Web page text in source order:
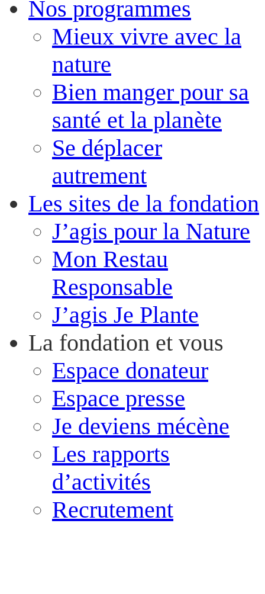
Nos programmes
Mieux vivre avec la
nature
Bien manger pour sa
santé et la planète
Se déplacer
autrement
Les sites de la fondation
J’agis pour la Nature
Mon Restau
Responsable
J’agis Je Plante
La fondation et vous
Espace donateur
Espace presse
Je deviens mécène
Les rapports
d’activités
Recrutement